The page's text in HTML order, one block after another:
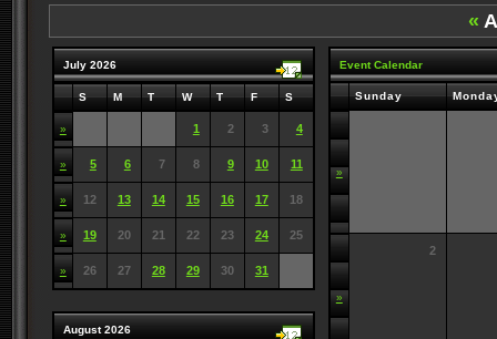
«
July 2026
S M T W T F S
» 1 2 3 4
» 5 6 7 8 9 10 11
» 12 13 14 15 16 17 18
» 19 20 21 22 23 24 25
» 26 27 28 29 30 31
August 2026
Event Calendar
Sunday
»
»
2